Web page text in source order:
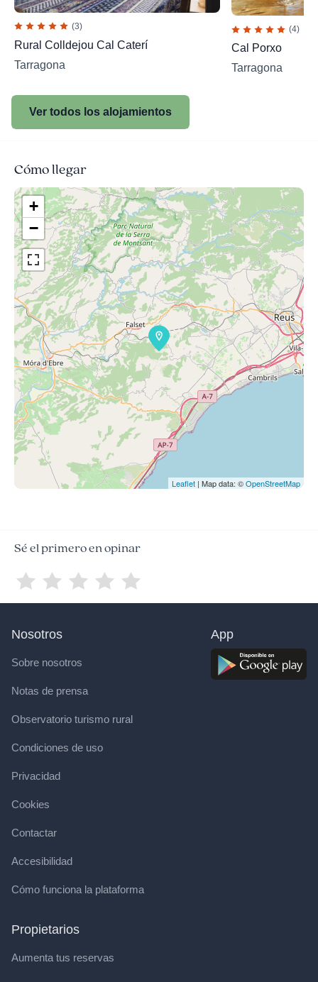
(3)
Rural Colldejou Cal Caterí
Tarragona
(4)
Cal Porxo
Tarragona
Ver todos los alojamientos
Cómo llegar
+
−
Leaflet | Map data: ©OpenStreetMap
Sé el primero en opinar
Nosotros
Sobre nosotros
Notas de prensa
Observatorio turismo rural
Condiciones de uso
Privacidad
Cookies
Contactar
Accesibilidad
Cómo funciona la plataforma
Propietarios
Aumenta tus reservas
App